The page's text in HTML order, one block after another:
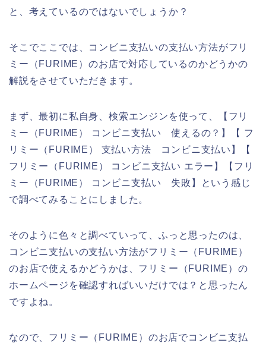
と、考えているのではないでしょうか？
そこでここでは、コンビニ支払いの支払い方法がフリ
ミー（FURIME）のお店で対応しているのかどうかの
解説をさせていただきます。
まず、最初に私自身、検索エンジンを使って、【フリ
ミー（FURIME） コンビニ支払い 使えるの？】【 フ
リミー（FURIME） 支払い方法 コンビニ支払い】【
フリミー（FURIME） コンビニ支払い エラー】【フリ
ミー（FURIME） コンビニ支払い 失敗】という感じ
で調べてみることにしました。
そのように色々と調べていって、ふっと思ったのは、
コンビニ支払いの支払い方法がフリミー（FURIME）
のお店で使えるかどうかは、フリミー（FURIME）の
ホームページを確認すればいいだけでは？と思ったん
ですよね。
なので、フリミー（FURIME）のお店でコンビニ支払